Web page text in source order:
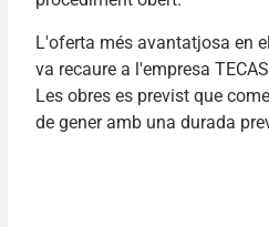
L'oferta més avantatjosa en
va recaure a l'empresa
Les obres es previst que
de gener amb una durada